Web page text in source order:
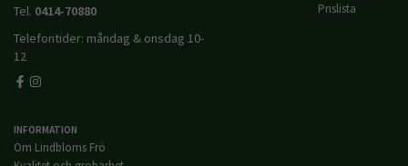
Tel. 0414-70880
Telefontider: måndag & onsdag 10-
12
Prislista
INFORMATION
Om Lindbloms Frö